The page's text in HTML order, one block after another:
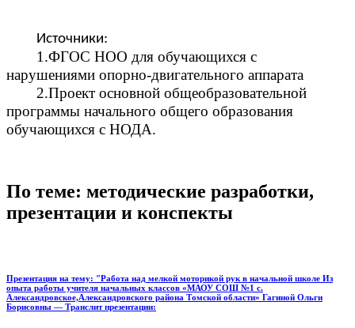
Источники:
1.ФГОС НОО для обучающихся с
нарушениями опорно-двигательного аппарата
2.Проект основной общеобразовательной
программы начального общего образования
обучающихся с НОДА.
По теме: методические разработки,
презентации и конспекты
Презентация на тему: "Работа над мелкой моторикой рук в начальной школе Из
опыта работы учителя начальных классов «МАОУ СОШ №1 с.
Александровское,Александровского района Томской области» Гагиной Ольги
Борисовны — Транслит презентации: